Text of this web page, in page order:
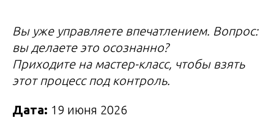
Вы уже управляете впечатлением. Вопрос:
вы делаете это осознанно?
Приходите на мастер-класс, чтобы взять
этот процесс под контроль.
Дата: 19 июня 2026